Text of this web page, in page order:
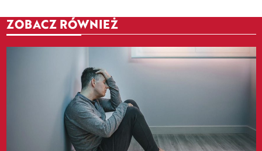
ZOBACZ RÓWNIEŻ